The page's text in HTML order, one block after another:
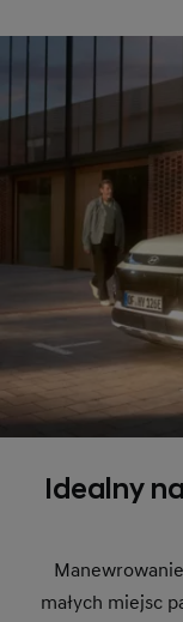
Idealny
małych miejsc